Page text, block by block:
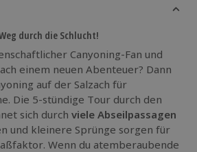
durch die Schlucht!
Canyoning-Fan und
einem neuen Abenteuer? Dann
auf der Salzach für
Die 5-stündige Tour durch den
sich durch viele Abseilpassagen
und kleinere Sprünge sorgen für
Wenn du atemberaubende